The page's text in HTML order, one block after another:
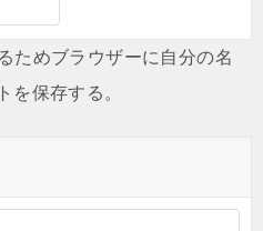
ためブラウザーに自分の名
を保存する。